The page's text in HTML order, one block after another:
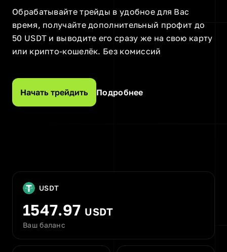
Обрабатывайте трейды в удобное для Вас
время, получайте дополнительный профит до
50 USDT и выводите его сразу же на свою карту
или крипто-кошелёк. Без комиссий
Начать трейдить Подробнее
USDT
1547.97 USDT
Ваш баланс